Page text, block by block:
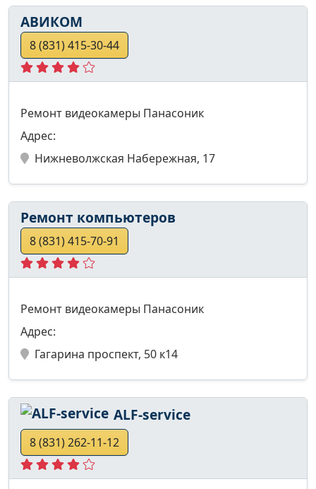
АВИКОМ
8 (831) 415-30-44
Ремонт видеокамеры Панасоник
Адрес:
Нижневолжская Набережная, 17
Ремонт компьютеров
8 (831) 415-70-91
Ремонт видеокамеры Панасоник
Адрес:
Гагарина проспект, 50 к14
ALF-service
8 (831) 262-11-12